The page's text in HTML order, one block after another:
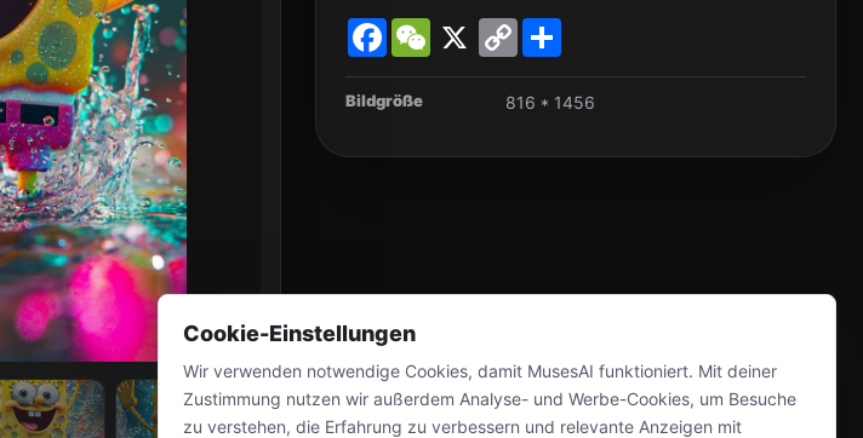
FacebookWeChat
X
Copy
Link
Bildgröße 816 * 1456
Cookie-Einstellungen
Wir verwenden notwendige Cookies, damit MusesAI funktioniert. Mit deiner
Zustimmung nutzen wir außerdem Analyse- und Werbe-Cookies, um Besuche
zu verstehen, die Erfahrung zu verbessern und relevante Anzeigen mit